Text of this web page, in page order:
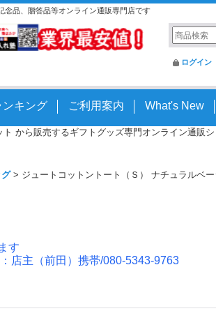
念品、贈答品等オンライン通販専門店です
ログイン
ンキング ご利用案内 What's New
から販売するギフトグッズ専門オンライン通
> ジュートコットントート（Ｓ） ナチュラルベー
す
主（前田）携帯/080-5343-9763